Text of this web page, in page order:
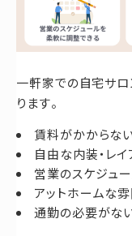
一軒家での自宅サロ
ります。
賃料がかからな
自由な内装・レ
営業のスケジュ
アットホームな
通勤の必要がな